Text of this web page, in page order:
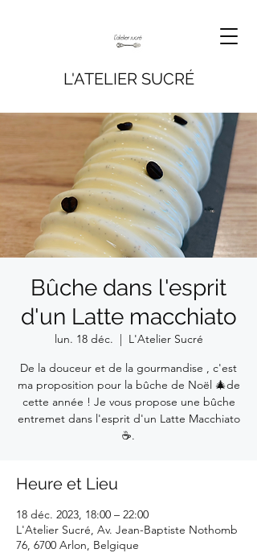
L'ATELIER SUCRÉ
Bûche dans l'esprit
d'un Latte macchiato
lun. 18 déc.
  |
L'Atelier Sucré
De la douceur et de la gourmandise , c'est
ma proposition pour la bûche de Noël 🎄de
cette année ! Je vous propose une bûche
entremet dans l'esprit d'un Latte Macchiato
☕.
Heure et Lieu
18 déc. 2023, 18:00 – 22:00
L'Atelier Sucré, Av. Jean-Baptiste Nothomb
76, 6700 Arlon, Belgique